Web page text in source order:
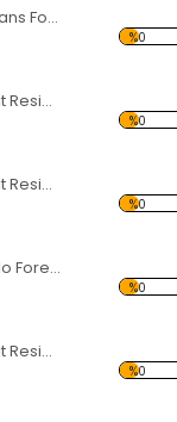
Işık ve Rezonans Forex Tablo
%0
Modern Soyut Resim 3 Forex Tablo
%0
Modern Soyut Resim Evler Forex Tablo
%0
Yatak ve Tablo Forex Tablo
%0
Modern Soyut Resim 5 Forex Tablo
%0